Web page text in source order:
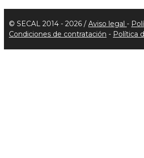
© SECAL 2014 - 2026 / Aviso legal -
Condiciones de contratación - Política